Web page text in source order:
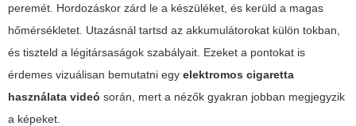
peremét. Hordozáskor zárd le a készüléket, és kerüld a magas
hőmérsékletet. Utazásnál tartsd az akkumulátorokat külön tokban,
és tiszteld a légitársaságok szabályait. Ezeket a pontokat is
érdemes vizuálisan bemutatni egy elektromos cigaretta
használata videó során, mert a nézők gyakran jobban megjegyzik
a képeket.